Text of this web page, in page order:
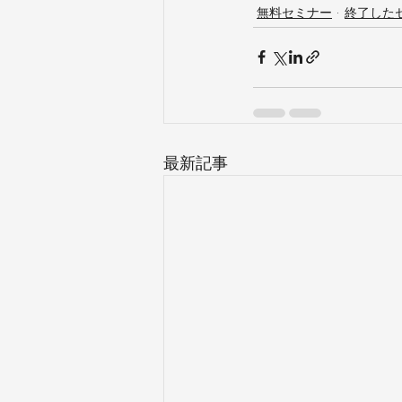
無料セミナー 終了した
最新記事